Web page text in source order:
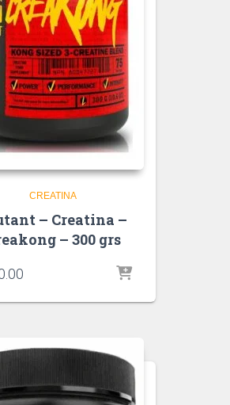
CREATINA
– Creatina –
– 300 grs